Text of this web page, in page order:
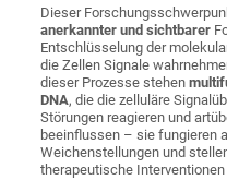
Dieser
anerkannter und sichtbarer
Entschlüsselung der
die Zellen Signale
dieser Prozesse stehen
DNA, die die zelluläre
Störungen reagieren und
beeinflussen – sie fungieren
Weichenstellungen und
therapeutische Interventionen